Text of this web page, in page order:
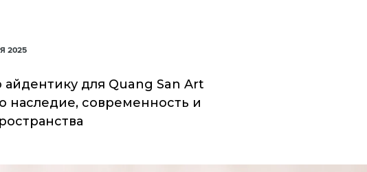
2025
айдентику для Quang San Art
современность и
ТЕХНОЛОГИИ
ФОТОГРАФИЯ